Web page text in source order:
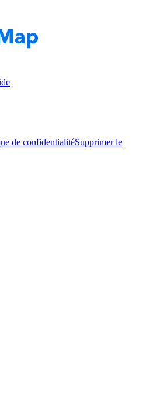
de confidentialitéSupprimer le